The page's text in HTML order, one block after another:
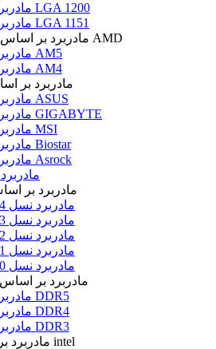
مادربرد LGA 1200
مادربرد LGA 1151
مادربرد بر اساس سوکت AMD
مادربرد AM5
مادربرد AM4
مادربرد بر
مادربرد ASUS
مادربرد GIGABYTE
مادربرد MSI
مادربرد Biostar
مادربرد Asrock
مادربرد بر
مادربرد نسل 14
مادربرد نسل 13
مادربرد نسل 12
مادربرد نسل 11
مادربرد نسل 10
مادربرد بر
مادربرد DDR5
مادربرد DDR4
مادربرد DDR3
مادربرد بر اساس intel